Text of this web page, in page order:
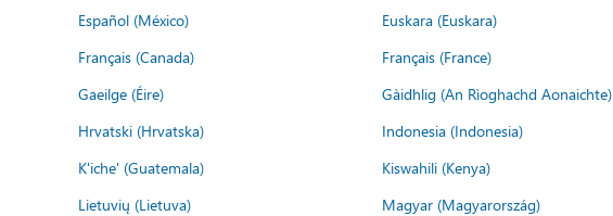
Español (México)
Euskara (Euskara)
Français (Canada)
Français (France)
Gaeilge (Éire)
Gàidhlig (An Rìoghachd Aonaichte)
Hrvatski (Hrvatska)
Indonesia (Indonesia)
K'iche' (Guatemala)
Kiswahili (Kenya)
Lietuvių (Lietuva)
Magyar (Magyarország)